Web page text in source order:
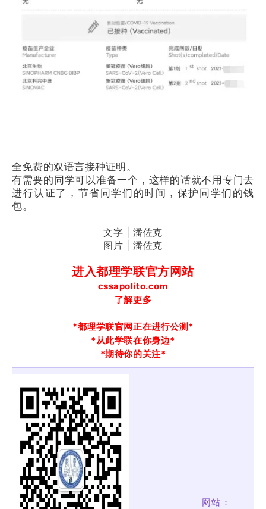
全免费的双语言接种证明。
有需要的同学可以准备一个，这样的话就不用专门去
进行认证了，节省同学们的时间，保护同学们的钱
包。
文字 | 潘佐克
图片 | 潘佐克
进入都理学联官方网站
cssapolito.com
了解更多
*都理学联官网正在进行公测*
*从此学联在你身边*
*期待你的关注*
网站：